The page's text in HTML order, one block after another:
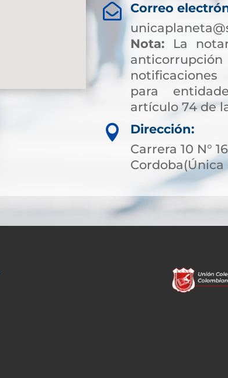

Correo
Nota: La
para
artículo 74 de

Dirección:
Carrera 10 N°
Cordoba(Única